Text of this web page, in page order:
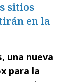
sitios
en la
una nueva
para la